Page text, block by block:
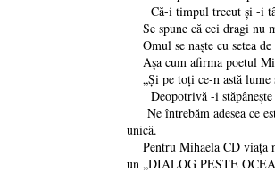
Că-i timpul trecut și -i
Se spune că cei dragi nu
Omul se naște cu setea
Așa cum afirma poetul
„Și pe toți ce-n astă lume
Deopotrivă -i stăpânește
Ne întrebăm adesea ce
unică.
Pentru Mihaela CD viața
un „DIALOG PESTE